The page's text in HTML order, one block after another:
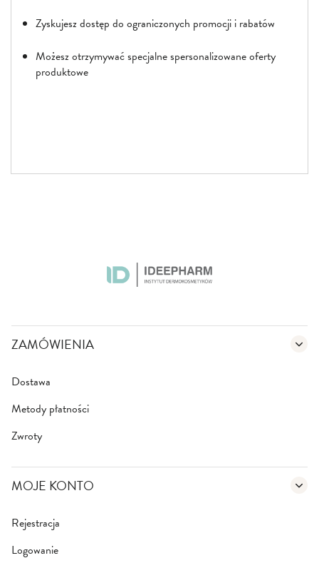
Zyskujesz dostęp do ograniczonych promocji i rabatów
Możesz otrzymywać specjalne spersonalizowane oferty
produktowe
ZAMÓWIENIA
Dostawa
Metody płatności
Zwroty
MOJE KONTO
Rejestracja
Logowanie